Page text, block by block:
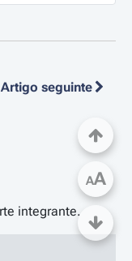
Artigo seguinte
AA